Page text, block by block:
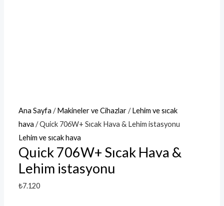
Ana Sayfa /Makineler ve Cihazlar/Lehim ve sıcak
hava / Quick 706W+ Sıcak Hava & Lehim istasyonu
Lehim ve sıcak hava
Quick 706W+ Sıcak Hava &
Lehim istasyonu
₺7.120